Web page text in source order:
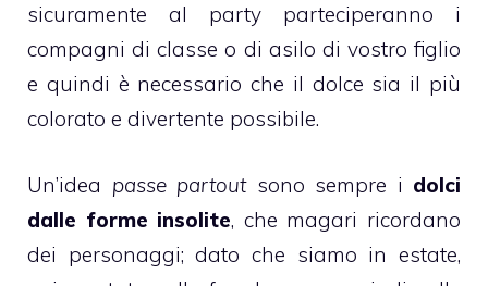
sicuramente al party parteciperanno i
compagni di classe o di asilo di vostro figlio
e quindi è necessario che il dolce sia il più
colorato e divertente possibile.
Un’idea passe partoutsono sempre i dolci
dalle forme insolite, che magari ricordano
dei personaggi; dato che siamo in estate,